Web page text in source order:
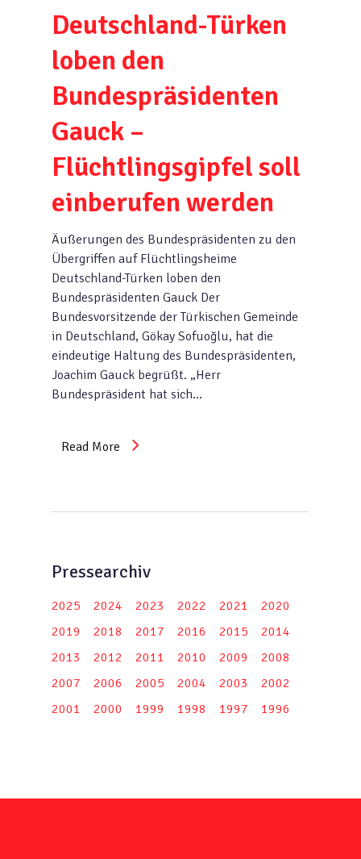
Deutschland-Türken
loben den
Bundespräsidenten
Gauck –
Flüchtlingsgipfel soll
einberufen werden
Äußerungen des Bundespräsidenten zu den
Übergriffen auf Flüchtlingsheime
Deutschland-Türken loben den
Bundespräsidenten Gauck Der
Bundesvorsitzende der Türkischen Gemeinde
in Deutschland, Gökay Sofuoğlu, hat die
eindeutige Haltung des Bundespräsidenten,
Joachim Gauck begrüßt. „Herr
Bundespräsident hat sich…
Read More
Pressearchiv
2025 2024 2023 2022 2021
2020
2019
2018 2017 2016 2015
2014
2013
2012 2011 2010 2009
2008
2007
2006 2005 2004 2003
2002
2001
2000 1999 1998 1997 1996